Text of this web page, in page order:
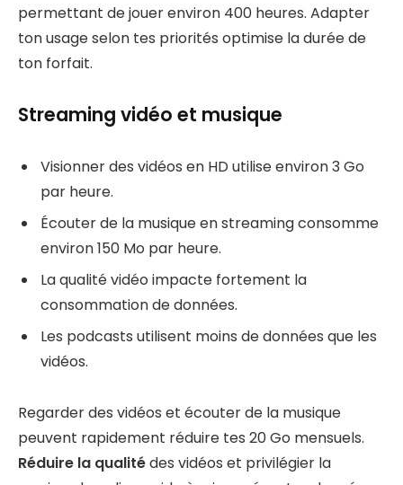
permettant de jouer environ 400 heures. Adapter
ton usage selon tes priorités optimise la durée de
ton forfait.
Streaming vidéo et musique
Visionner des vidéos en HD utilise environ 3 Go
par heure.
Écouter de la musique en streaming consomme
environ 150 Mo par heure.
La qualité vidéo impacte fortement la
consommation de données.
Les podcasts utilisent moins de données que les
vidéos.
Regarder des vidéos et écouter de la musique
peuvent rapidement réduire tes 20 Go mensuels.
Réduire la qualitédes vidéos et privilégier la